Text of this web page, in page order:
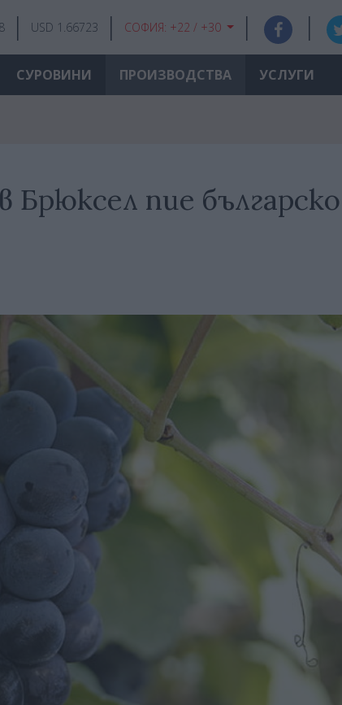
USD 1.66723 СОФИЯ: +22 / +30
СУРОВИНИ ПРОИЗВОДСТВА УСЛУГИ
пие българско